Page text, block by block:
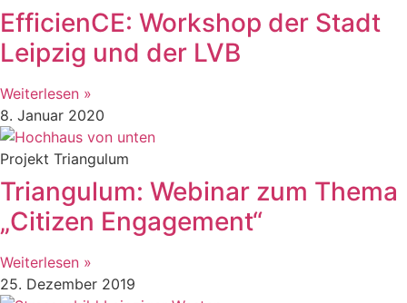
EfficienCE: Workshop der Stadt
Leipzig und der LVB
Weiterlesen »
8. Januar 2020
Projekt Triangulum
Triangulum: Webinar zum Thema
„Citizen Engagement“
Weiterlesen »
25. Dezember 2019